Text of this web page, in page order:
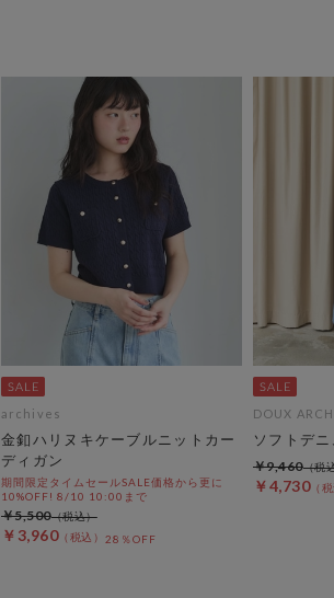
archives
金釦ハリヌキケーブルニットカー
ディガン
期間限定タイムセールSALE価格から更に
10%OFF! 8/10 10:00まで
￥3,960 28％OFF
￥5,500
DOUX
ソフトデ
￥4,730
￥9,460